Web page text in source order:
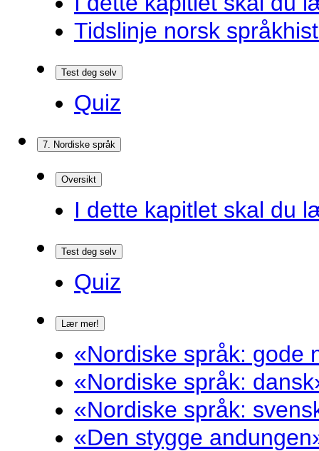
Tidslinje norsk
Test deg selv
Quiz
7. Nordiske språk
Oversikt
I dette kapitlet skal du
Test deg selv
Quiz
Lær mer!
«Nordiske språk: gode
«Nordiske språk:
«Nordiske språk:
«Den stygge